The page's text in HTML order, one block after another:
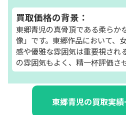
買取価格の背景：
東郷青児の真骨頂である柔らか
像」です。東郷作品において、
感や優雅な雰囲気は重要視され
の雰囲気もよく、精一杯評価さ
東郷青児の買取実